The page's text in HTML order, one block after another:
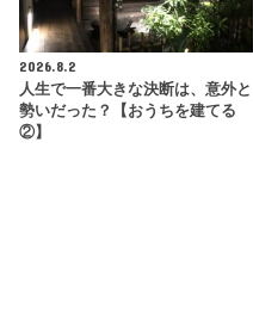
2026.8.2
人生で一番大きな決断は、意外と
勢いだった？【おうちを建てる
②】